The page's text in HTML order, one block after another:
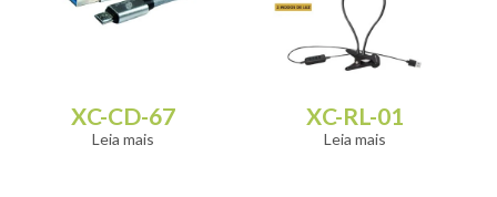
XC-CD-67
Leia mais
XC-RL-01
Leia mais